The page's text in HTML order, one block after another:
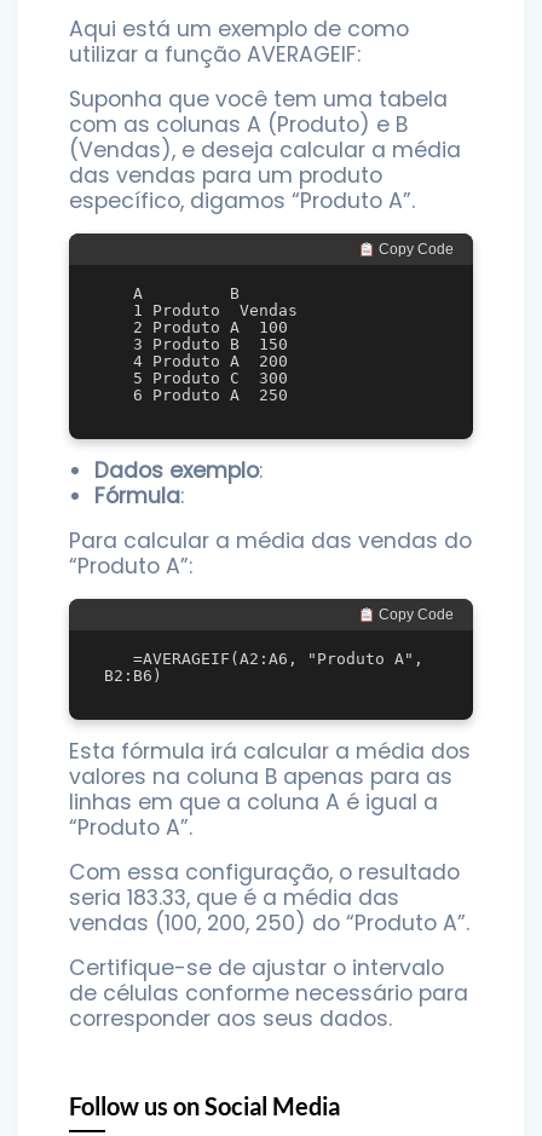
Aqui está um exemplo de como
utilizar a função AVERAGEIF:
Suponha que você tem uma tabela
com as colunas A (Produto) e B
(Vendas), e deseja calcular a média
das vendas para um produto
específico, digamos “Produto A”.
Copy Code
Dados exemplo:
Fórmula:
Para calcular a média das vendas do
“Produto A”:
Copy Code
Esta fórmula irá calcular a média dos
valores na coluna B apenas para as
linhas em que a coluna A é igual a
“Produto A”.
Com essa configuração, o resultado
seria 183.33, que é a média das
vendas (100, 200, 250) do “Produto A”.
Certifique-se de ajustar o intervalo
de células conforme necessário para
corresponder aos seus dados.
Follow us on Social Media